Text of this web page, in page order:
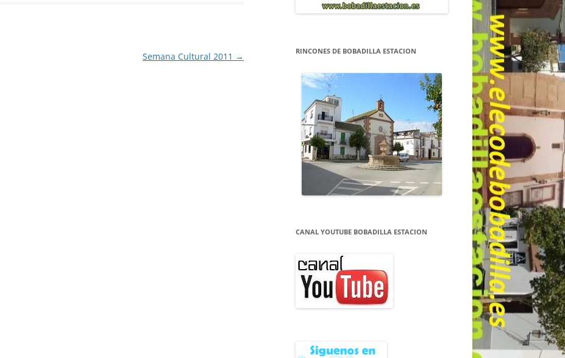
Semana Cultural 2011 → RINCONES DE BOBADILLA ESTACION
CANAL YOUTUBE BOBADILLA ESTACION